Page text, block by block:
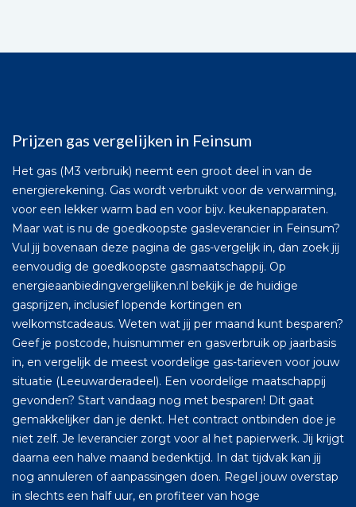
Prijzen gas vergelijken in Feinsum
Het gas (M3 verbruik) neemt een groot deel in van de
energierekening. Gas wordt verbruikt voor de verwarming,
voor een lekker warm bad en voor bijv. keukenapparaten.
Maar wat is nu de goedkoopste gasleverancier in Feinsum?
Vul jij bovenaan deze pagina de gas-vergelijk in, dan zoek jij
eenvoudig de goedkoopste gasmaatschappij. Op
energieaanbiedingvergelijken.nl bekijk je de huidige
gasprijzen, inclusief lopende kortingen en
welkomstcadeaus. Weten wat jij per maand kunt besparen?
Geef je postcode, huisnummer en gasverbruik op jaarbasis
in, en vergelijk de meest voordelige gas-tarieven voor jouw
situatie (Leeuwarderadeel). Een voordelige maatschappij
gevonden? Start vandaag nog met besparen! Dit gaat
gemakkelijker dan je denkt. Het contract ontbinden doe je
niet zelf. Je leverancier zorgt voor al het papierwerk. Jij krijgt
daarna een halve maand bedenktijd. In dat tijdvak kan jij
nog annuleren of aanpassingen doen. Regel jouw overstap
in slechts een half uur, en profiteer van hoge